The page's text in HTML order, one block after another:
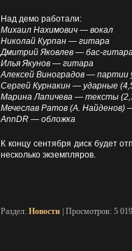
Над демо работали:
Михаил Нахимович — вокал
Николай Курпан — гитара
Дмитрий Яковлев — бас-
Илья Якунов — гитара
Алексей Виноградов — партии
Сергей Курнакин — ударные
Марина Лапичева — тексты
Мечеслав Ратов (А. Найденов)
AnnDR — обложка
К концу сентября диск будет
несколько экземпляров.
Раздел: Новости | Просмотров: 5 019